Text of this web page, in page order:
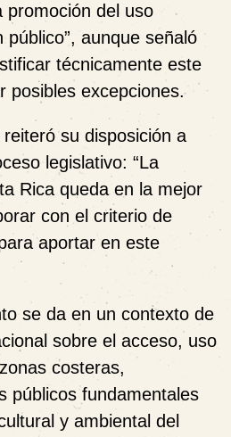
promoción del uso
público”, aunque señaló
técnicamente este
posibles excepciones.
su disposición a
legislativo: “La
Rica queda en la mejor
con el criterio de
aportar en este
se da en un contexto de
sobre el acceso, uso
costeras,
públicos fundamentales
y ambiental del